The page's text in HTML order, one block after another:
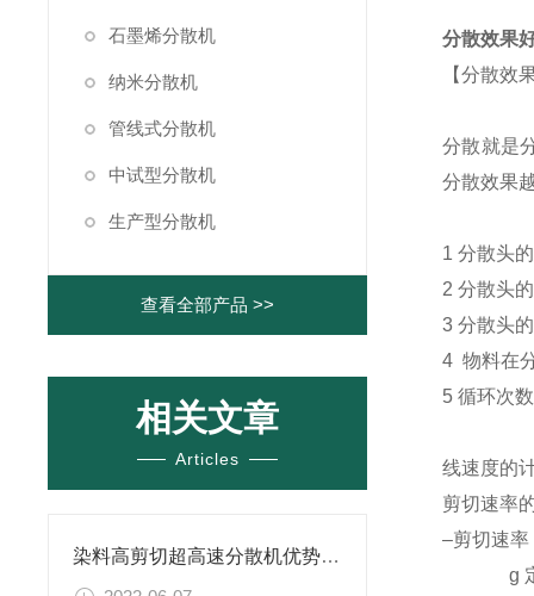
石墨烯分散机
纳米分散机
管线式分散机
中试型分散机
生产型分散机
查看全部产品 >>
相关文章
Articles
染料高剪切超高速分散机优势体现在哪些方面？
分散效果
【分散效
分散就是
分散效果
1 分散头
2 分散头
3 分散头
4 物料在
5 循环次
线速度的
剪切速率
–剪切速
g 定-